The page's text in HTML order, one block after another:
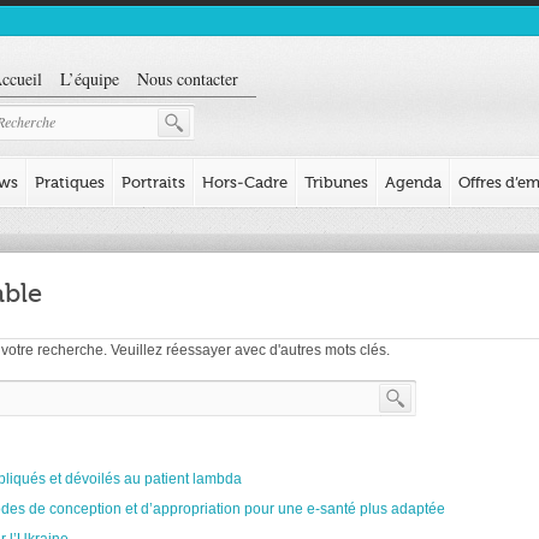
L’équipe Nous contacter
Pratiques Portraits Hors-Cadre Tribunes Agenda Offres
recherche. Veuillez réessayer avec d'autres mots clés.
et dévoilés au patient lambda
de conception et d’appropriation pour une e-santé plus adaptée